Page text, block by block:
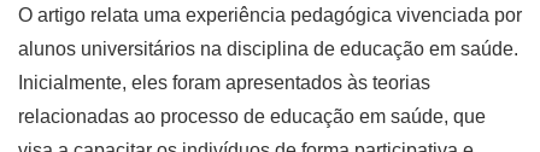
O artigo relata uma experiência pedagógica vivenciada por
alunos universitários na disciplina de educação em saúde.
Inicialmente, eles foram apresentados às teorias
relacionadas ao processo de educação em saúde, que